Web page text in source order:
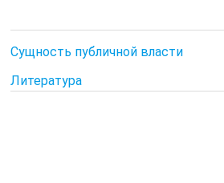
Сущность публичной власти
Литература